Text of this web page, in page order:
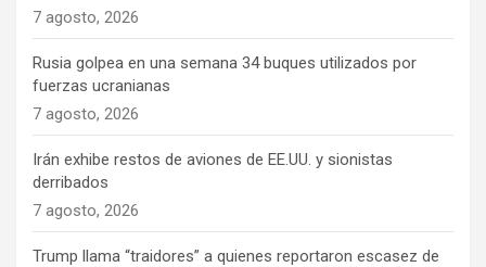
7 agosto, 2026
Rusia golpea en una semana 34 buques utilizados por
fuerzas ucranianas
7 agosto, 2026
Irán exhibe restos de aviones de EE.UU. y sionistas
derribados
7 agosto, 2026
Trump llama “traidores” a quienes reportaron escasez de